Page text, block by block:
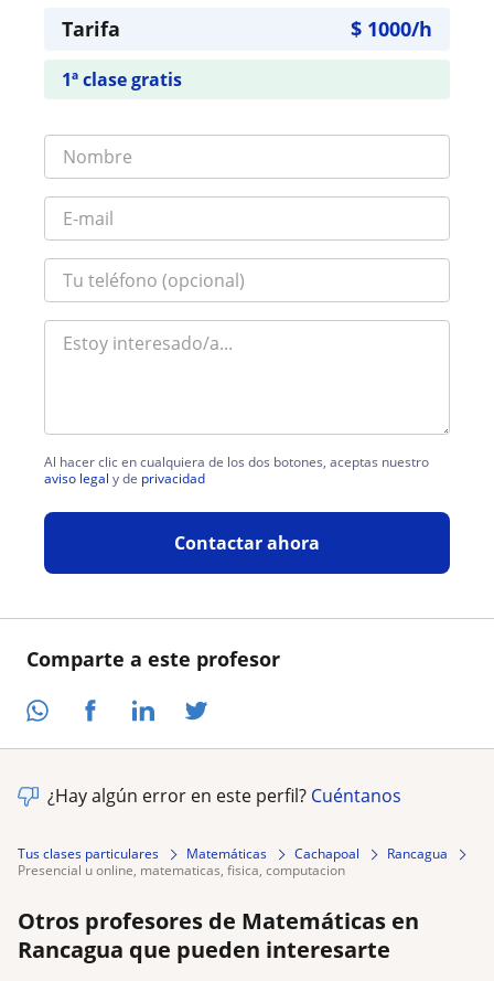
Comparte a este profesor
Tarifa $ 1000/h
1ª clase gratis
Al hacer clic en cualquiera de los dos botones, aceptas nuestro
aviso legal y de privacidad
Contactar ahora
¿Hay algún error en este perfil? Cuéntanos
Tus clases particulares Matemáticas Cachapoal
Rancagua
presencial u online, matematicas, fisica, computacion
Otros profesores de Matemáticas en
Rancagua que pueden interesarte